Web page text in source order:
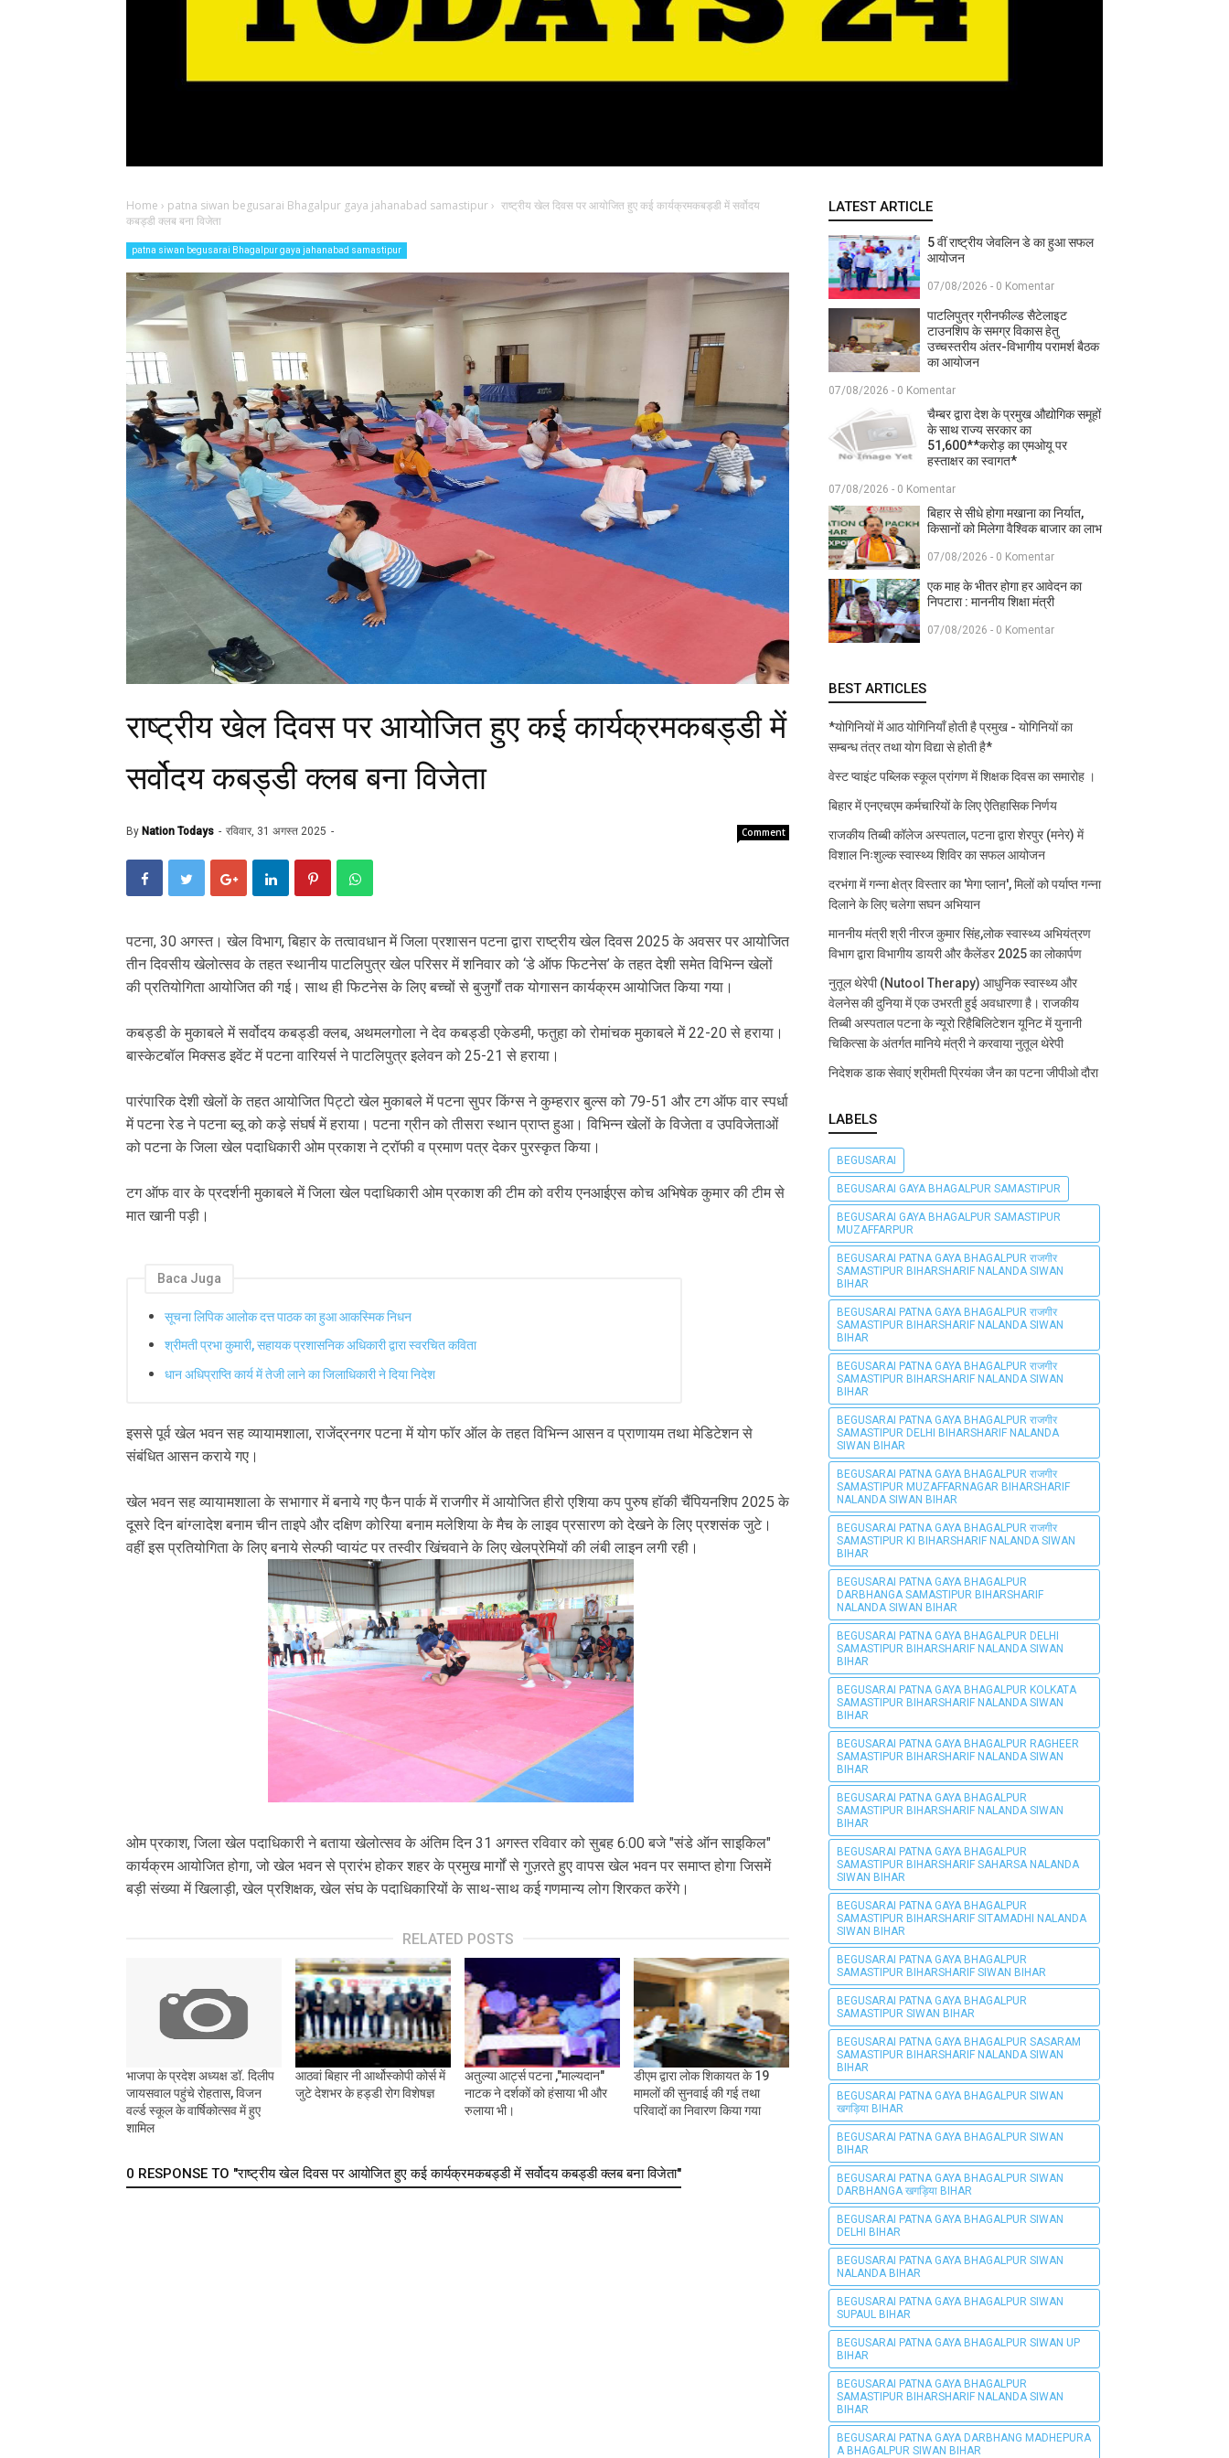
Home › patna siwan begusarai Bhagalpur gaya jahanabad samastipur› राष्ट्रीय खेल दिवस पर आयोजित हुए कई कार्यक्रमकबड्डी में सर्वोदय
कबड्डी क्लब बना विजेता
patna siwan begusarai Bhagalpur gaya jahanabad samastipur
राष्ट्रीय खेल दिवस पर आयोजित हुए कई कार्यक्रमकबड्डी में
सर्वोदय कबड्डी क्लब बना विजेता
By Nation Todays रविवार, 31 अगस्त 2025 Comment
पटना, 30 अगस्त। खेल विभाग, बिहार के तत्वावधान में जिला प्रशासन पटना द्वारा राष्ट्रीय खेल दिवस 2025 के अवसर पर आयोजित
तीन दिवसीय खेलोत्सव के तहत स्थानीय पाटलिपुत्र खेल परिसर में शनिवार को ‘डे ऑफ फिटनेस’ के तहत देशी समेत विभिन्न खेलों
की प्रतियोगिता आयोजित की गई। साथ ही फिटनेस के लिए बच्चों से बुजुर्गों तक योगासन कार्यक्रम आयोजित किया गया।
कबड्डी के मुकाबले में सर्वोदय कबड्डी क्लब, अथमलगोला ने देव कबड्डी एकेडमी, फतुहा को रोमांचक मुकाबले में 22-20 से हराया।
बास्केटबॉल मिक्सड इवेंट में पटना वारियर्स ने पाटलिपुत्र इलेवन को 25-21 से हराया।
पारंपारिक देशी खेलों के तहत आयोजित पिट्टो खेल मुकाबले में पटना सुपर किंग्स ने कुम्हरार बुल्स को 79-51 और टग ऑफ वार स्पर्धा
में पटना रेड ने पटना ब्लू को कड़े संघर्ष में हराया। पटना ग्रीन को तीसरा स्थान प्राप्त हुआ। विभिन्न खेलों के विजेता व उपविजेताओं
को पटना के जिला खेल पदाधिकारी ओम प्रकाश ने ट्रॉफी व प्रमाण पत्र देकर पुरस्कृत किया।
टग ऑफ वार के प्रदर्शनी मुकाबले में जिला खेल पदाधिकारी ओम प्रकाश की टीम को वरीय एनआईएस कोच अभिषेक कुमार की टीम से
मात खानी पड़ी।
Baca Juga
सूचना लिपिक आलोक दत्त पाठक का हुआ आकस्मिक निधन
श्रीमती प्रभा कुमारी, सहायक प्रशासनिक अधिकारी द्वारा स्वरचित कविता
धान अधिप्राप्ति कार्य में तेजी लाने का जिलाधिकारी ने दिया निदेश
इससे पूर्व खेल भवन सह व्यायामशाला, राजेंद्रनगर पटना में योग फॉर ऑल के तहत विभिन्न आसन व प्राणायम तथा मेडिटेशन से
संबंधित आसन कराये गए।
खेल भवन सह व्यायामशाला के सभागार में बनाये गए फैन पार्क में राजगीर में आयोजित हीरो एशिया कप पुरुष हॉकी चैंपियनशिप 2025 के
दूसरे दिन बांग्लादेश बनाम चीन ताइपे और दक्षिण कोरिया बनाम मलेशिया के मैच के लाइव प्रसारण को देखने के लिए प्रशसंक जुटे।
वहीं इस प्रतियोगिता के लिए बनाये सेल्फी प्वायंट पर तस्वीर खिंचवाने के लिए खेलप्रेमियों की लंबी लाइन लगी रही।
ओम प्रकाश, जिला खेल पदाधिकारी ने बताया खेलोत्सव के अंतिम दिन 31 अगस्त रविवार को सुबह 6:00 बजे "संडे ऑन साइकिल"
कार्यक्रम आयोजित होगा, जो खेल भवन से प्रारंभ होकर शहर के प्रमुख मार्गों से गुज़रते हुए वापस खेल भवन पर समाप्त होगा जिसमें
बड़ी संख्या में खिलाड़ी, खेल प्रशिक्षक, खेल संघ के पदाधिकारियों के साथ-साथ कई गणमान्य लोग शिरकत करेंगे।
RELATED POSTS
भाजपा के प्रदेश अध्यक्ष डॉ. दिलीप
जायसवाल पहुंचे रोहतास, विजन
वर्ल्ड स्कूल के वार्षिकोत्सव में हुए
शामिल
आठवां बिहार नी आर्थोस्कोपी कोर्स में
जुटे देशभर के हड्डी रोग विशेषज्ञ
अतुल्या आर्ट्स पटना ,"माल्यदान"
नाटक ने दर्शकों को हंसाया भी और
रुलाया भी।
डीएम द्वारा लोक शिकायत के 19
मामलों की सुनवाई की गई तथा
परिवादों का निवारण किया गया
0 RESPONSE TO "राष्ट्रीय खेल दिवस पर आयोजित हुए कई कार्यक्रमकबड्डी में सर्वोदय कबड्डी क्लब बना विजेता"
LATEST ARTICLE
5 वीं राष्ट्रीय जेवलिन डे का हुआ सफल
आयोजन
07/08/2026 - 0 Komentar
पाटलिपुत्र ग्रीनफील्ड सैटेलाइट
टाउनशिप के समग्र विकास हेतु
उच्चस्तरीय अंतर-विभागीय परामर्श बैठक
का आयोजन
07/08/2026 - 0 Komentar
चैम्बर द्वारा देश के प्रमुख औद्योगिक समूहों
के साथ राज्य सरकार का
51,600**करोड़ का एमओयू पर
हस्ताक्षर का स्वागत*
07/08/2026 - 0 Komentar
बिहार से सीधे होगा मखाना का निर्यात,
किसानों को मिलेगा वैश्विक बाजार का लाभ
07/08/2026 - 0 Komentar
एक माह के भीतर होगा हर आवेदन का
निपटारा : माननीय शिक्षा मंत्री
07/08/2026 - 0 Komentar
BEST ARTICLES
*योगिनियों में आठ योगिनियाँ होती है प्रमुख - योगिनियों का
सम्बन्ध तंत्र तथा योग विद्या से होती है*
वेस्ट प्वाइंट पब्लिक स्कूल प्रांगण में शिक्षक दिवस का समारोह ।
बिहार में एनएचएम कर्मचारियों के लिए ऐतिहासिक निर्णय
राजकीय तिब्बी कॉलेज अस्पताल, पटना द्वारा शेरपुर (मनेर) में
विशाल निःशुल्क स्वास्थ्य शिविर का सफल आयोजन
दरभंगा में गन्ना क्षेत्र विस्तार का 'मेगा प्लान', मिलों को पर्याप्त गन्ना
दिलाने के लिए चलेगा सघन अभियान
माननीय मंत्री श्री नीरज कुमार सिंह,लोक स्वास्थ्य अभियंत्रण
विभाग द्वारा विभागीय डायरी और कैलेंडर 2025 का लोकार्पण
नुतूल थेरेपी (Nutool Therapy) आधुनिक स्वास्थ्य और
वेलनेस की दुनिया में एक उभरती हुई अवधारणा है। राजकीय
तिब्बी अस्पताल पटना के न्यूरो रिहैबिलिटेशन यूनिट में युनानी
चिकित्सा के अंतर्गत मानिये मंत्री ने करवाया नुतूल थेरेपी
निदेशक डाक सेवाएं श्रीमती प्रियंका जैन का पटना जीपीओ दौरा
LABELS
BEGUSARAI
BEGUSARAI GAYA BHAGALPUR SAMASTIPUR
BEGUSARAI GAYA BHAGALPUR SAMASTIPUR
MUZAFFARPUR
BEGUSARAI PATNA GAYA BHAGALPUR राजगीर
SAMASTIPUR BIHARSHARIF NALANDA SIWAN
BIHAR
BEGUSARAI PATNA GAYA BHAGALPUR राजगीर
SAMASTIPUR BIHARSHARIF NALANDA SIWAN
BIHAR
BEGUSARAI PATNA GAYA BHAGALPUR राजगीर
SAMASTIPUR BIHARSHARIF NALANDA SIWAN
BIHAR
BEGUSARAI PATNA GAYA BHAGALPUR राजगीर
SAMASTIPUR DELHI BIHARSHARIF NALANDA
SIWAN BIHAR
BEGUSARAI PATNA GAYA BHAGALPUR राजगीर
SAMASTIPUR MUZAFFARNAGAR BIHARSHARIF
NALANDA SIWAN BIHAR
BEGUSARAI PATNA GAYA BHAGALPUR राजगीर
SAMASTIPUR KI BIHARSHARIF NALANDA SIWAN
BIHAR
BEGUSARAI PATNA GAYA BHAGALPUR
DARBHANGA SAMASTIPUR BIHARSHARIF
NALANDA SIWAN BIHAR
BEGUSARAI PATNA GAYA BHAGALPUR DELHI
SAMASTIPUR BIHARSHARIF NALANDA SIWAN
BIHAR
BEGUSARAI PATNA GAYA BHAGALPUR KOLKATA
SAMASTIPUR BIHARSHARIF NALANDA SIWAN
BIHAR
BEGUSARAI PATNA GAYA BHAGALPUR RAGHEER
SAMASTIPUR BIHARSHARIF NALANDA SIWAN
BIHAR
BEGUSARAI PATNA GAYA BHAGALPUR
SAMASTIPUR BIHARSHARIF NALANDA SIWAN
BIHAR
BEGUSARAI PATNA GAYA BHAGALPUR
SAMASTIPUR BIHARSHARIF SAHARSA NALANDA
SIWAN BIHAR
BEGUSARAI PATNA GAYA BHAGALPUR
SAMASTIPUR BIHARSHARIF SITAMADHI NALANDA
SIWAN BIHAR
BEGUSARAI PATNA GAYA BHAGALPUR
SAMASTIPUR BIHARSHARIF SIWAN BIHAR
BEGUSARAI PATNA GAYA BHAGALPUR
SAMASTIPUR SIWAN BIHAR
BEGUSARAI PATNA GAYA BHAGALPUR SASARAM
SAMASTIPUR BIHARSHARIF NALANDA SIWAN
BIHAR
BEGUSARAI PATNA GAYA BHAGALPUR SIWAN
खगड़िया BIHAR
BEGUSARAI PATNA GAYA BHAGALPUR SIWAN
BIHAR
BEGUSARAI PATNA GAYA BHAGALPUR SIWAN
DARBHANGA खगड़िया BIHAR
BEGUSARAI PATNA GAYA BHAGALPUR SIWAN
DELHI BIHAR
BEGUSARAI PATNA GAYA BHAGALPUR SIWAN
NALANDA BIHAR
BEGUSARAI PATNA GAYA BHAGALPUR SIWAN
SUPAUL BIHAR
BEGUSARAI PATNA GAYA BHAGALPUR SIWAN UP
BIHAR
BEGUSARAI PATNA GAYA BHAGALPUR
SAMASTIPUR BIHARSHARIF NALANDA SIWAN
BIHAR
BEGUSARAI PATNA GAYA DARBHANG MADHEPURA
A BHAGALPUR SIWAN BIHAR